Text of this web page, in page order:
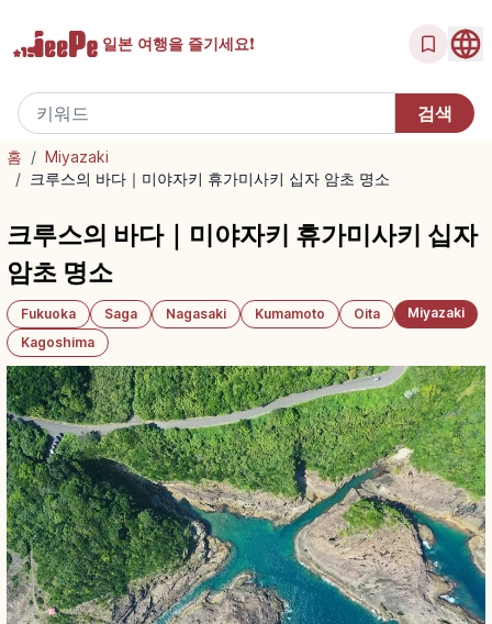
일본 여행을 즐기세요!
홈 / Miyazaki
/ 크루스의 바다｜미야자키 휴가미사키 십자 암초 명소
크루스의 바다｜미야자키 휴가미사키 십자
암초 명소
Fukuoka Saga Nagasaki Kumamoto Oita
Miyazaki
Kagoshima